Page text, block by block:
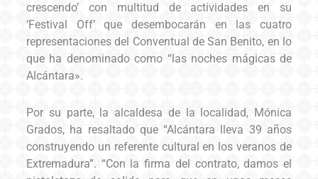
crescendo’ con multitud de actividades en su
‘Festival Off’ que desembocarán en las cuatro
representaciones del Conventual de San Benito, en lo
que ha denominado como “las noches mágicas de
Alcántara».
Por su parte, la alcaldesa de la localidad, Mónica
Grados, ha resaltado que “Alcántara lleva 39 años
construyendo un referente cultural en los veranos de
Extremadura”. “Con la firma del contrato, damos el